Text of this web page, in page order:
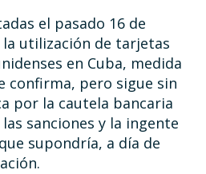
el pasado 16 de
utilización de tarjetas
en Cuba, medida
confirma, pero sigue sin
por la cautela bancaria
sanciones y la ingente
supondría, a día de